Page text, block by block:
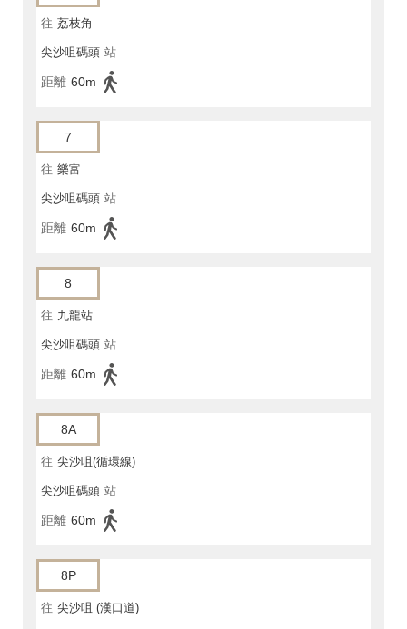
往 荔枝角
尖沙咀碼頭 站
距離 60m
7
往 樂富
尖沙咀碼頭 站
距離 60m
8
往 九龍站
尖沙咀碼頭 站
距離 60m
8A
往 尖沙咀(循環線)
尖沙咀碼頭 站
距離 60m
8P
往 尖沙咀 (漢口道)